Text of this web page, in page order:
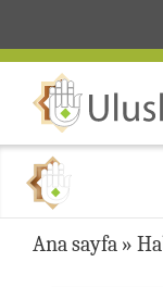
Ana sayfa »